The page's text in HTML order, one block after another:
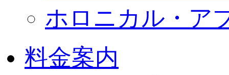
ホロニカル・ア
料金案内